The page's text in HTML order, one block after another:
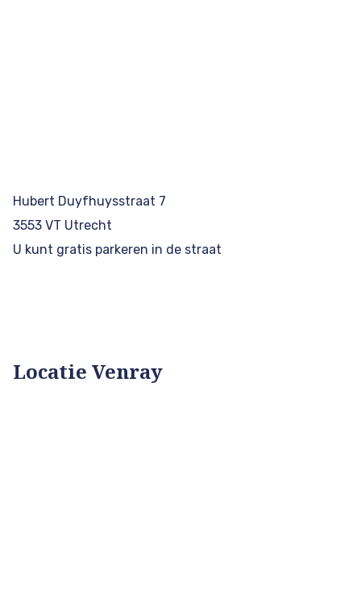
Hubert Duyfhuysstraat 7
3553 VT Utrecht
U kunt gratis parkeren in de straat
Locatie Venray